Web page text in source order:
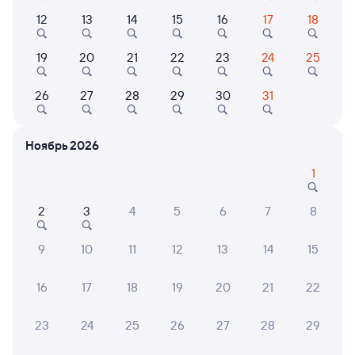
Купе
от 6 ⁠896 ⁠₽
Плацкарт
7 ⁠703 ⁠₽ 24 ⁠928 ⁠₽
Выберите дату
270С Проходящий
из Адлера
Мысовая
в Читу-2
04:55
Дни следования ближайшие: 8, 10, 12 августа Маршрут
Плацкарт
от 8 ⁠007 ⁠₽
Купе
11 ⁠048 ⁠₽
Выберите дату
12 13 14 15 16 17 18
19 20 21 22 23 24 25
26 27 28 29 30 31
Ноябрь 2026
1
2 3 4 5 6 7 8
9 10 11 12 13 14 15
16 17 18 19 20 21 22
23 24 25 26 27 28 29